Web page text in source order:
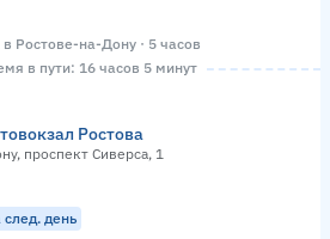
Ростове-на-Дону · 5 часов
в пути: 16 часов 5 минут
Ростова
проспект Сиверса, 1
день